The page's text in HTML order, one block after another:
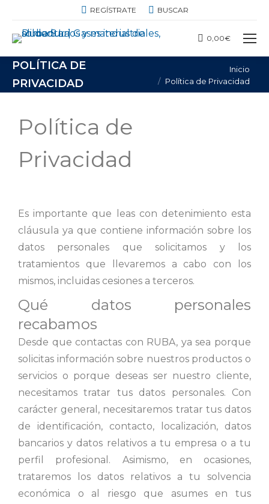
REGÍSTRATE BUSCAR
0,00€
POLÍTICA DE
PRIVACIDAD
Inicio
Política de Privacidad
Política de
Privacidad
Es importante que leas con detenimiento esta
cláusula ya que contiene información sobre los
datos personales que solicitamos y los
tratamientos que llevaremos a cabo con los
mismos, incluidas cesiones a terceros.
Qué datos personales
recabamos
Desde que contactas con RUBA, ya sea porque
solicitas información sobre nuestros productos o
servicios o porque deseas ser nuestro cliente,
necesitamos tratar tus datos personales. Con
carácter general, necesitaremos tratar tus datos
de identificación, contacto, localización, datos
bancarios y datos relativos a tu empresa o a tu
perfil profesional. Asimismo, en ocasiones,
trataremos los datos relativos a tu solvencia
económica o al riesgo que asumes en tus